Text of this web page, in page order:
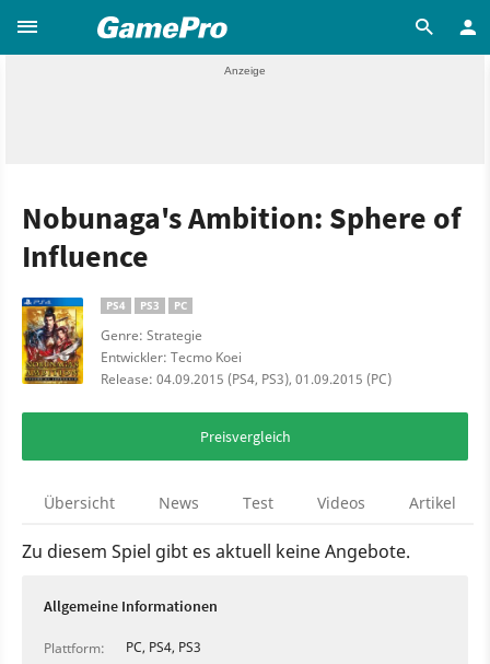
Nobunaga's Ambition: Sphere of
Influence
PS4 PS3 PC
Genre: Strategie
Entwickler: Tecmo Koei
Release: 04.09.2015 (PS4, PS3), 01.09.2015 (PC)
Preisvergleich
Übersicht News Test Videos Artikel
Zu diesem Spiel gibt es aktuell keine Angebote.
Allgemeine Informationen
Plattform:
PC, PS4, PS3